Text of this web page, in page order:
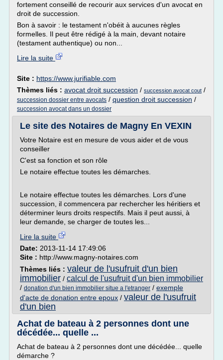
fortement conseillé de recourir aux services d'un avocat en
droit de succession.
Bon à savoir : le testament n'obéit à aucunes règles
formelles. Il peut être rédigé à la main, devant notaire
(testament authentique) ou non...
Lire la suite
Site : https://www.jurifiable.com
Thèmes liés : avocat droit succession / succession avocat cout /
succession dossier entre avocats / question droit succession /
succession avocat dans un dossier
Le site des Notaires de Magny En VEXIN
Votre Notaire est en mesure de vous aider et de vous
conseiller
C'est sa fonction et son rôle
Le notaire effectue toutes les démarches.
Le notaire effectue toutes les démarches. Lors d'une
succession, il commencera par rechercher les héritiers et
déterminer leurs droits respectifs. Mais il peut aussi, à
leur demande, se charger de toutes les...
Lire la suite
Date: 2013-11-14 17:49:06
Site : http://www.magny-notaires.com
Thèmes liés : valeur de l'usufruit d'un bien
immobilier / calcul de l'usufruit d'un bien immobilier
/ donation d'un bien immobilier situe a l'etranger / exemple
d'acte de donation entre epoux / valeur de l'usufruit
d'un bien
Achat de bateau à 2 personnes dont une
décédée... quelle ...
Achat de bateau à 2 personnes dont une décédée... quelle
démarche ?